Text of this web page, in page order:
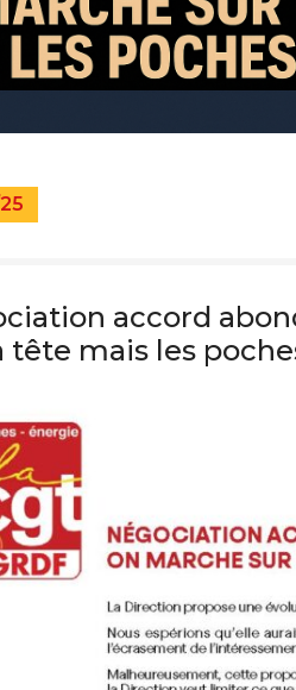
accord
tête mais les